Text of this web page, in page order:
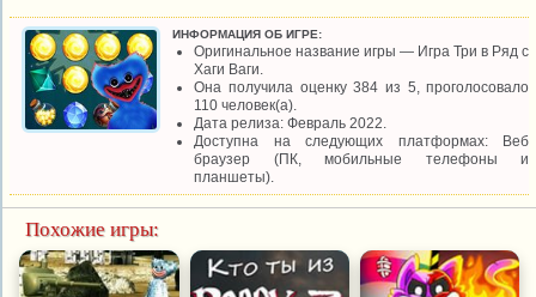
ИНФОРМАЦИЯ ОБ ИГРЕ:
Оригинальное название игры — Игра Три в Ряд с
Хаги Ваги.
Она получила оценку 384 из 5, проголосовало
110 человек(а).
Дата релиза: Февраль 2022.
Доступна на следующих платформах: Веб
браузер (ПК, мобильные телефоны и
планшеты).
Похожие игры: